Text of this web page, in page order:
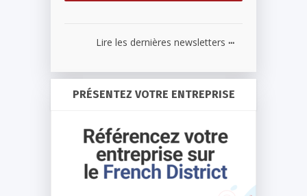
Lire les dernières newsletters ...
PRÉSENTEZ VOTRE ENTREPRISE